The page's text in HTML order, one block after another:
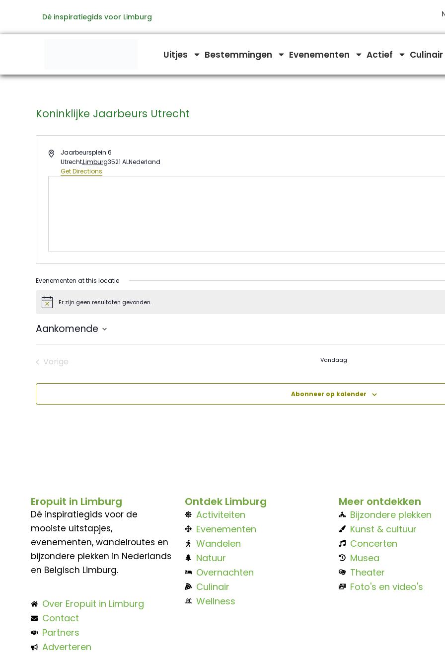
de
Dé inspiratiegids voor Limburg
Uitjes Bestemmingen Evenementen Actief Culinair
Koninklijke Jaarbeurs Utrecht
AddressJaarbeursplein 6
Utrecht,Limburg3521 ALNederland
Get Directions
Evenementen at this locatie
BerichtEr zijn geen resultaten gevonden.
Aankomende
datum.
Vorige
Vandaag
Abonneer op kalender
Eropuit in Limburg
Dé inspiratiegids voor de
mooiste uitstapjes,
evenementen, wandelroutes en
bijzondere plekken in Nederlands
en Belgisch Limburg.
Over Eropuit in Limburg
Contact
Partners
Adverteren
Ontdek Limburg
Activiteiten
Evenementen
Wandelen
Natuur
Overnachten
Culinair
Wellness
Meer ontdekken
Bijzondere plekken
Kunst & cultuur
Concerten
Musea
Theater
Foto's en video's